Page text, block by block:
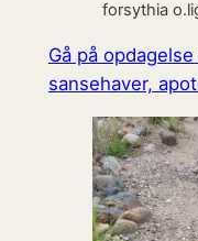
forsythia
Gå på
sansehaver,